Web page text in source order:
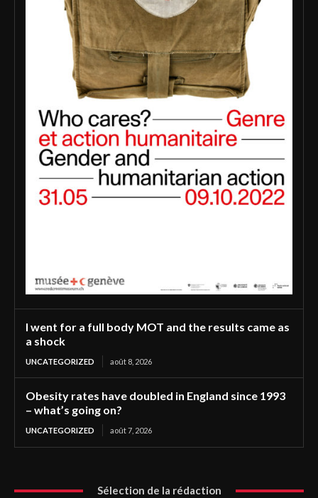
I went for a full body MOT and the results came as
a shock
UNCATEGORIZED août 8, 2026
Obesity rates have doubled in England since 1993
– what’s going on?
UNCATEGORIZED août 7, 2026
Sélection de la rédaction